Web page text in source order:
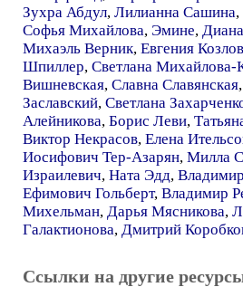
Зухра Абдул, Лилианна Сашина,
Софья Михайлова, Эмине,
Михаэль Верник, Евгения
Шпиллер, Светлана Михайлова-
Вишневская, Славна Славянская,
Заславский, Светлана
Алейникова, Борис Леви,
Виктор Некрасов, Елена
Иосифович Тер-Азарян, Милла
Израилевич, Ната Эдд,
Ефимович Гольберт, Владимир
Михельман, Дарья Мясникова,
Галактионова, Дмитрий
Ссылки на другие